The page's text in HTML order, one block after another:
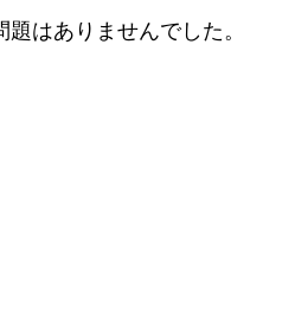
はありませんでした。